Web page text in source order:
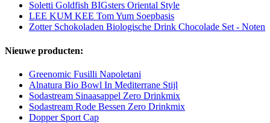
Soletti Goldfish BIGsters Oriental Style
LEE KUM KEE Tom Yum Soepbasis
Zotter Schokoladen Biologische Drink Chocolade Set - Noten
Nieuwe producten:
Greenomic Fusilli Napoletani
Alnatura Bio Bowl In Mediterrane Stijl
Sodastream Sinaasappel Zero Drinkmix
Sodastream Rode Bessen Zero Drinkmix
Dopper Sport Cap